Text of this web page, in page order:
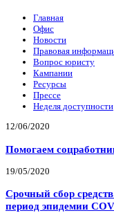
Главная
Офис
Новости
Правовая
Вопрос юристу
Кампании
Ресурсы
Прессе
Неделя доступности
12/06/2020
Помогаем
19/05/2020
Срочный сбор
период эпидемии